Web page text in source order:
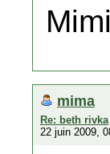
mima
Re: beth rivka
22 juin 2009,